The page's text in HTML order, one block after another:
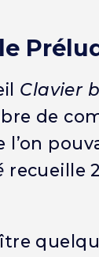
Clavier
de
recueille